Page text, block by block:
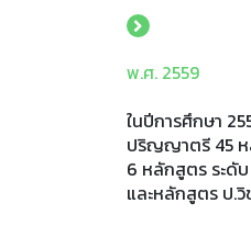
พ.ศ. 2559
ในปีการศึกษา
ปริญญาตรี 45
6 หลักสูตร ระดั
และหลักสูตร ป.